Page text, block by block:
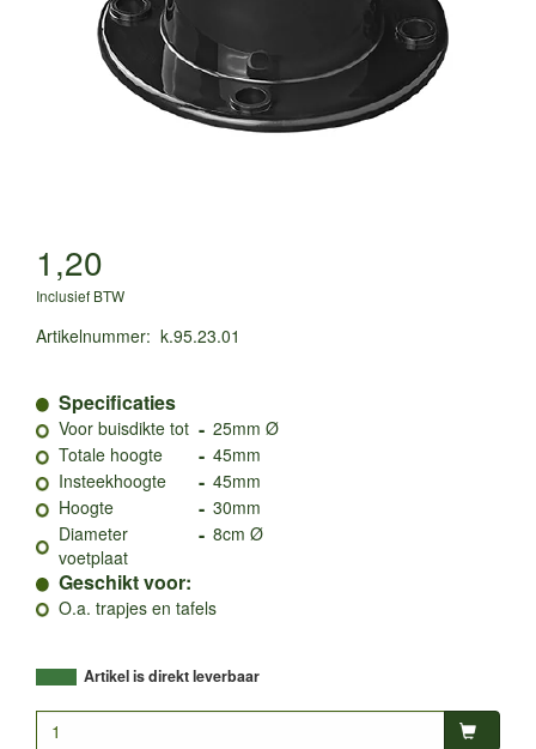
1,20
Inclusief BTW
Artikelnummer: k.95.23.01
Specificaties
Voor buisdikte tot - 25mm Ø
Totale hoogte
- 45mm
Insteekhoogte
- 45mm
Hoogte
- 30mm
Diameter
voetplaat
- 8cm Ø
Geschikt voor:
O.a. trapjes en tafels
Artikel is direkt leverbaar